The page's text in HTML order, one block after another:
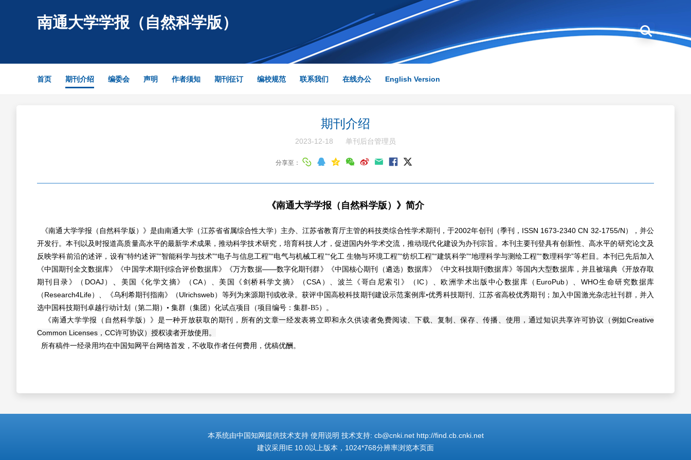
南通大学学报（自然科学版）
首页 期刊介绍 编委会 声明 作者须知 期刊征订 编校规范 联系我们 在线办公 English Version
期刊介绍
2023-12-18 单刊后台管理员
分享至：
《南通大学学报（自然科学版）》简介
《南通大学学报（自然科学版）》是由南通大学（江苏省省属综合性大学）主办、江苏省教育厅主管的科技类综合性学术期刊，于2002年创刊（季刊，ISSN 1673-2340 CN 32-1755/N），并公
开发行。本刊以及时报道高质量高水平的最新学术成果， 推动科学技术研究，培育科技人才， 促进国内外学术交流，推动现代化建设为办刊宗旨。 本刊主要刊登具有创新性、高水平的研究论文及
反映学科前沿的述评， 设有“特约述评”“智能科学与技术”“电子与信息工程”“电气与机械工程”“化工 生物与环境工程”“纺织工程”“建筑科学”“地理科学与测绘工程”“数理科学”等栏目。本刊已先后加入
《中国期刊全文数据库》《中国学术期刊综合评价数据库》《万方数据——数字化期刊群》《中国核心期刊（遴选）数据库》《中文科技期刊数据库》等国内大型数据库，并且被瑞典《开放存取
期刊目录》（DOAJ）
美国《化学文摘》（CA）、美国《剑桥科学文摘》（CSA）、波兰《哥白尼索引》（IC）、欧洲学术出版中心数据库（EuroPub）、WHO生命研究数据库
（Research4Life）、《乌利希期刊指南》（Ulrichsweb）等列为来源期刊或收录。获评中国高校科技期刊建设示范案例库•优秀科技期刊、江苏省高校优秀期刊；加入中国激光杂志社刊群，并入
选中国科技期刊卓越行动计划（第二期）• 集群（集团）化试点项目（项目编号：集群-B5）。
《南通大学学报（自然科学版）》是一种开放获取的期刊， 所有的文章一经发表将立即和永久供读者免费阅读、下载 、复制、保存、传播、使用，通过知识共享许可协议（例如Creative
Common Licenses ， CC许可协议）授权读者开放使用。
所有稿件一经录用均在中国知网平台网络首发，不收取作者任何费用，优稿优酬。
本系统由中国知网提供技术支持 使用说明 技术支持: cb@cnki.net http://find.cb.cnki.net
建议采用IE 10.0以上版本，1024*768分辨率浏览本页面